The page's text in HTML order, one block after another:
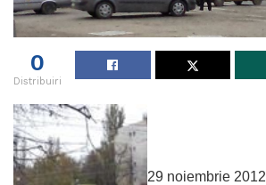
0
Distribuiri
29 noiembrie 2012